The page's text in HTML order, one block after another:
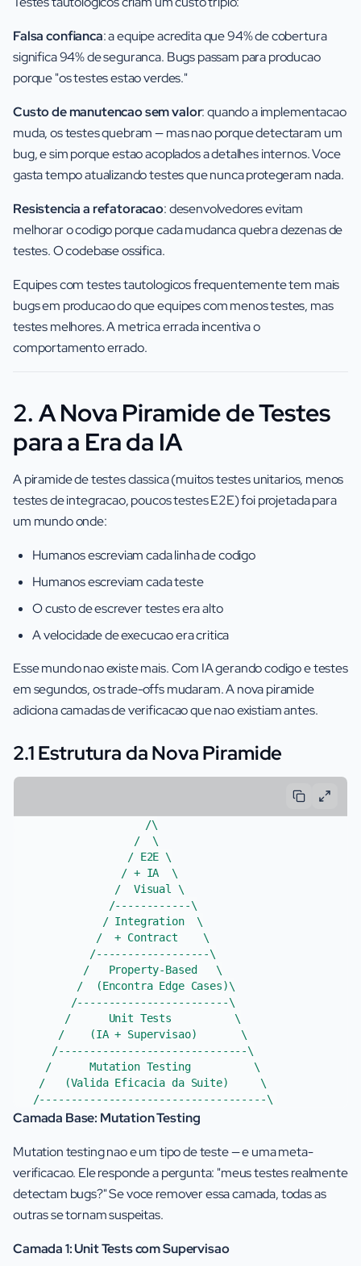
Falsa confianca: a equipe acredita que 94% de cobertura
significa 94% de seguranca. Bugs passam para producao
porque "os testes estao verdes."
Custo de manutencao sem valor: quando a implementacao
muda, os testes quebram — mas nao porque detectaram um
bug, e sim porque estao acoplados a detalhes internos. Voce
gasta tempo atualizando testes que nunca protegeram nada.
Resistencia a refatoracao: desenvolvedores evitam
melhorar o codigo porque cada mudanca quebra dezenas de
testes. O codebase ossifica.
Equipes com testes tautologicos frequentemente tem mais
bugs em producao do que equipes com menos testes, mas
testes melhores. A metrica errada incentiva o
comportamento errado.
2. A Nova Piramide de Testes
para a Era da IA
A piramide de testes classica (muitos testes unitarios, menos
testes de integracao, poucos testes E2E) foi projetada para
um mundo onde:
Humanos escreviam cada linha de codigo
Humanos escreviam cada teste
O custo de escrever testes era alto
A velocidade de execucao era critica
Esse mundo nao existe mais. Com IA gerando codigo e testes
em segundos, os trade-offs mudaram. A nova piramide
adiciona camadas de verificacao que nao existiam antes.
2.1 Estrutura da Nova Piramide
                    /\
                   /  \
                  / E2E \
                 / + IA  \
                /  Visual \
               /------------\
              / Integration  \
             /  + Contract    \
            /------------------\
           /   Property-Based   \
          /  (Encontra Edge Cases)\
         /------------------------\
        /      Unit Tests          \
       /    (IA + Supervisao)       \
      /------------------------------\
     /      Mutation Testing          \
    /   (Valida Eficacia da Suite)     \
Camada Base: Mutation Testing
Mutation testing nao e um tipo de teste — e uma meta-
verificacao. Ele responde a pergunta: "meus testes realmente
detectam bugs?" Se voce remover essa camada, todas as
outras se tornam suspeitas.
Camada 1: Unit Tests com Supervisao